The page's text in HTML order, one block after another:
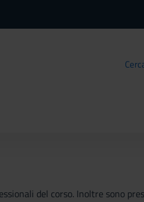
del corso. Inoltre sono